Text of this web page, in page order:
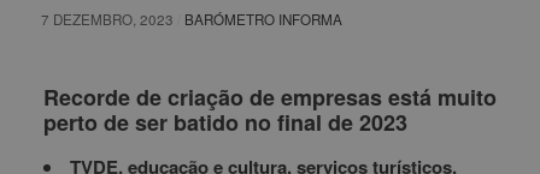
7 DEZEMBRO, 2023 BARÓMETRO INFORMA
Recorde de criação de empresas está muito
perto de ser batido no final de 2023
TVDE, educação e cultura, serviços turísticos,